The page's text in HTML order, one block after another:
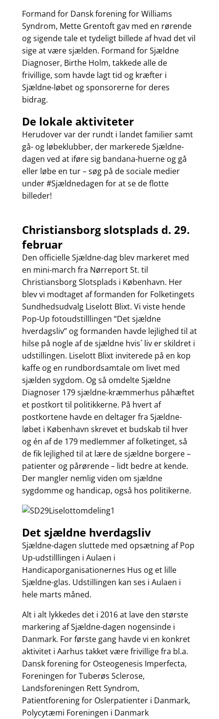
Formand for Dansk forening for Williams
Syndrom, Mette Grentoft gav med en rørende
og sigende tale et tydeligt billede af hvad det vil
sige at være sjælden. Formand for Sjældne
Diagnoser, Birthe Holm, takkede alle de
frivillige, som havde lagt tid og kræfter i
Sjældne-løbet og sponsorerne for deres
bidrag.
De lokale aktiviteter
Herudover var der rundt i landet familier samt
gå- og løbeklubber, der markerede Sjældne-
dagen ved at iføre sig bandana-huerne og gå
eller løbe en tur – søg på de sociale medier
under #Sjældnedagen for at se de flotte
billeder!
Christiansborg slotsplads d. 29.
februar
Den officielle Sjældne-dag blev markeret med
en mini-march fra Nørreport St. til
Christiansborg Slotsplads i København. Her
blev vi modtaget af formanden for Folketingets
Sundhedsudvalg Liselott Blixt. Vi viste hende
Pop-Up fotoudstilllingen “Det sjældne
hverdagsliv” og formanden havde lejlighed til at
hilse på nogle af de sjældne hvis´ liv er skildret i
udstillingen. Liselott Blixt inviterede på en kop
kaffe og en rundbordsamtale om livet med
sjælden sygdom. Og så omdelte Sjældne
Diagnoser 179 sjældne-kræmmerhus påhæftet
et postkort til politikkerne. På hvert af
postkortene havde en deltager fra Sjældne-
løbet i København skrevet et budskab til hver
og én af de 179 medlemmer af folketinget, så
de fik lejlighed til at lære de sjældne borgere –
patienter og pårørende – lidt bedre at kende.
Der mangler nemlig viden om sjældne
sygdomme og handicap, også hos politikerne.
Det sjældne hverdagsliv
Sjældne-dagen sluttede med opsætning af Pop
Up-udstilllingen i Aulaen i
Handicaporganisationernes Hus og et lille
Sjældne-glas. Udstillingen kan ses i Aulaen i
hele marts måned.
Alt i alt lykkedes det i 2016 at lave den største
markering af Sjældne-dagen nogensinde i
Danmark. For første gang havde vi en konkret
aktivitet i Aarhus takket være frivillige fra bl.a.
Dansk forening for Osteogenesis Imperfecta,
Foreningen for Tuberøs Sclerose,
Landsforeningen Rett Syndrom,
Patientforening for Oslerpatienter i Danmark,
Polycytæmi Foreningen i Danmark